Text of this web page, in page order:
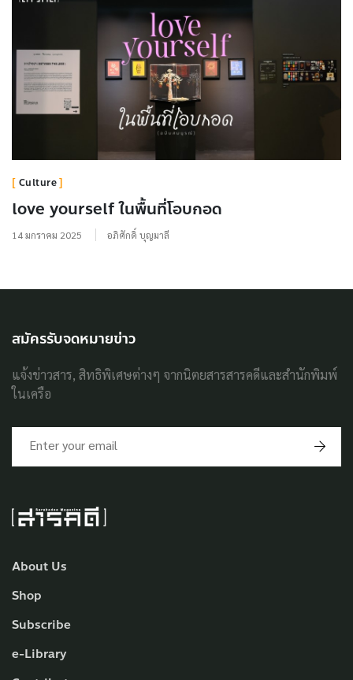
Culture
love yourself ในพื้นที่โอบกอด
14 มกราคม 2025 อภิศักดิ์ บุญมาลี
About Us
Shop
Subscribe
e-Library
สมัครรับจดหมายข่าว
แจ้งข่าวสาร, สิทธิพิเศษต่างๆ จากนิตยสารสารคดีและสำนักพิมพ์
ในเครือ